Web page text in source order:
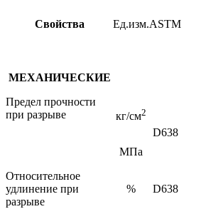
Свойства Ед.изм.ASTM
МЕХАНИЧЕСКИЕ
Предел прочности
при разрыве
кг/см2
D638
МПа
Относительное
удлинение при
разрыве
% D638